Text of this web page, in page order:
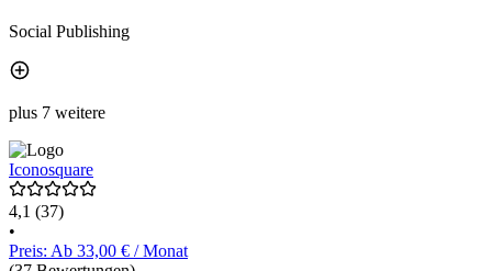
Social Publishing
plus 7 weitere
Iconosquare
4,1 (37)
•
Preis: Ab 33,00 € / Monat